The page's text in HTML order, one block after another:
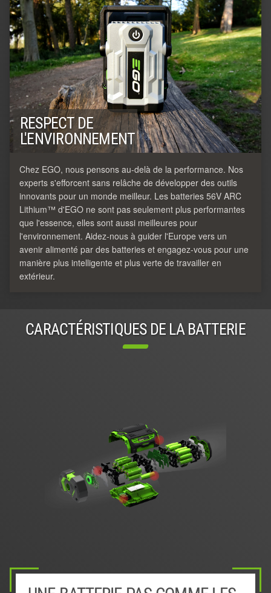
RESPECT DE
L'ENVIRONNEMENT
Chez EGO, nous pensons au-delà de la performance. Nos
experts s'efforcent sans relâche de développer des outils
innovants pour un monde meilleur. Les batteries 56V ARC
Lithium™ d'EGO ne sont pas seulement plus performantes
que l'essence, elles sont aussi meilleures pour
l'environnement. Aidez-nous à guider l'Europe vers un
avenir alimenté par des batteries et engagez-vous pour une
manière plus intelligente et plus verte de travailler en
extérieur.
CARACTÉRISTIQUES DE LA BATTERIE